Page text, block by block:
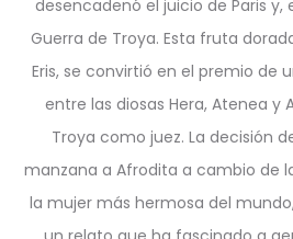
desencadenó el juicio de Paris
Guerra de Troya. Esta fruta
Eris, se convirtió en el premio de
entre las diosas Hera, Atenea y
Troya como juez. La decisión
manzana a Afrodita a cambio de
la mujer más hermosa del